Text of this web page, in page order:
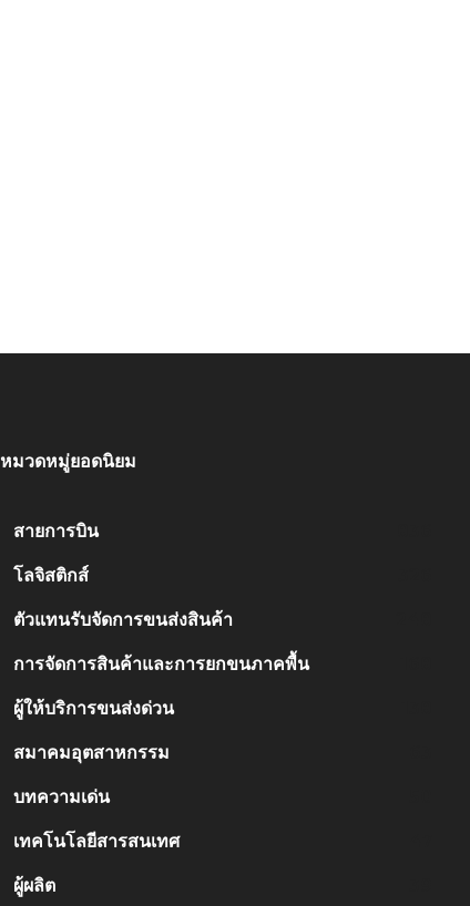
หมวดหมู่ยอดนิยม
สายการบิน
โลจิสติกส์
ตัวแทนรับจัดการขนส่งสินค้า
การจัดการสินค้าและการยกขนภาคพื้น
ผู้ให้บริการขนส่งด่วน
สมาคมอุตสาหกรรม
บทความเด่น
เทคโนโลยีสารสนเทศ
ผู้ผลิต